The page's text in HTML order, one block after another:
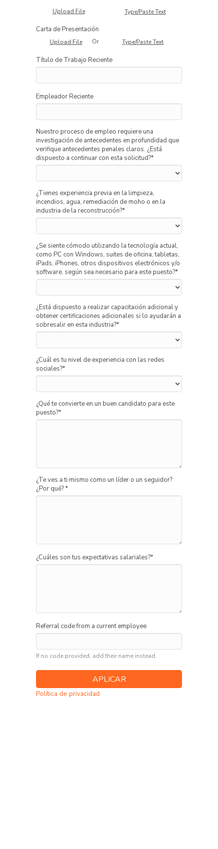
Upload File
Type/Paste Text
Carta de Presentación
Upload File Or Type/Paste Text
Título de Trabajo Reciente
Empleador Reciente
Nuestro proceso de empleo requiere una
investigación de antecedentes en profundidad que
verifique antecedentes penales claros. ¿Está
dispuesto a continuar con esta solicitud?*
¿Tienes experiencia previa en la limpieza,
incendios, agua, remediación de moho o en la
industria de la reconstrucción?*
¿Se siente cómodo utilizando la tecnología actual,
como PC con Windows, suites de oficina, tabletas,
iPads, iPhones, otros dispositivos electrónicos y/o
software, según sea necesario para este puesto?*
¿Está dispuesto a realizar capacitación adicional y
obtener certificaciones adicionales si lo ayudarán a
sobresalir en esta industria?*
¿Cuál es tu nivel de experiencia con las redes
sociales?*
¿Qué te convierte en un buen candidato para este
puesto?*
¿Te ves a ti mismo como un líder o un seguidor?
¿Por qué?*
¿Cuáles son tus expectativas salariales?*
Referral code from a current employee
If no code provided, add their name instead.
Política de privacidad